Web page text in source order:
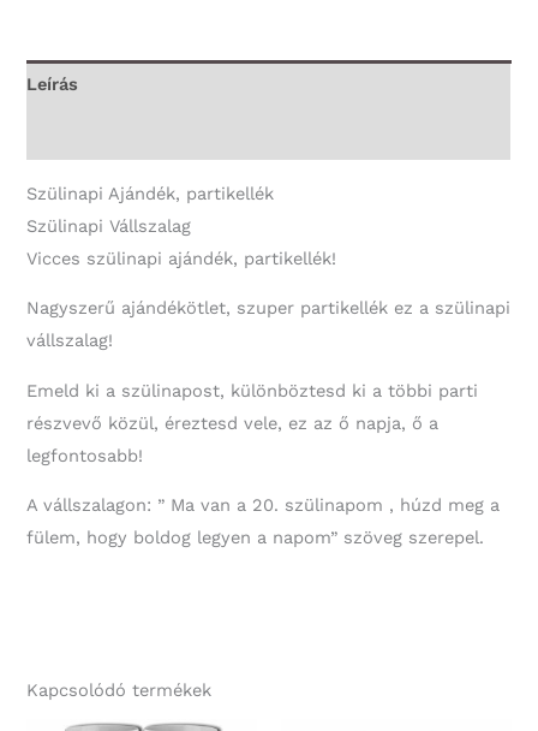
szülinapom
mennyiség
Leírás
Szülinapi Ajándék, partikellék
Szülinapi Vállszalag
Vicces szülinapi ajándék, partikellék!
Nagyszerű ajándékötlet, szuper partikellék ez a szülinapi
vállszalag!
Emeld ki a szülinapost, különböztesd ki a többi parti
részvevő közül, éreztesd vele, ez az ő napja, ő a
legfontosabb!
A vállszalagon: ” Ma van a 20. szülinapom , húzd meg a
fülem, hogy boldog legyen a napom” szöveg szerepel.
Kapcsolódó termékek